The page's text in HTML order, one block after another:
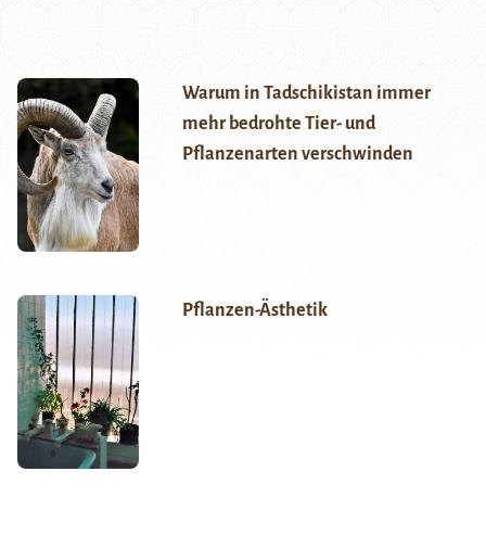
Warum in Tadschikistan immer
mehr bedrohte Tier- und
Pflanzenarten verschwinden
Pflanzen-Ästhetik